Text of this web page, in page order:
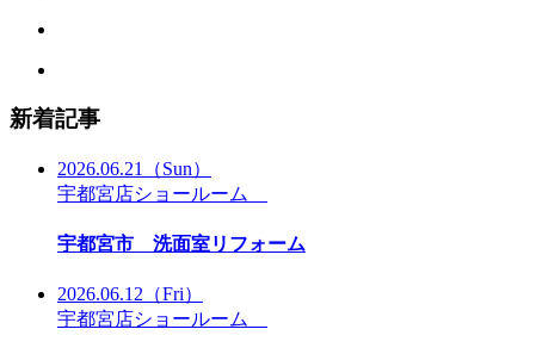
新着記事
2026.06.21
（Sun）
宇都宮店ショールーム
宇都宮市 洗面室リフォーム
2026.06.12 （Fri）
宇都宮店ショールーム